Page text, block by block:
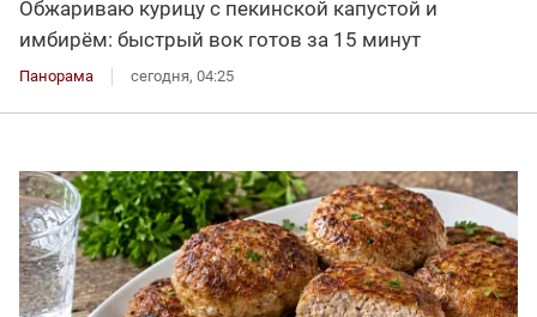
Обжариваю курицу с пекинской капустой и
имбирём: быстрый вок готов за 15 минут
Панорама сегодня, 04:25